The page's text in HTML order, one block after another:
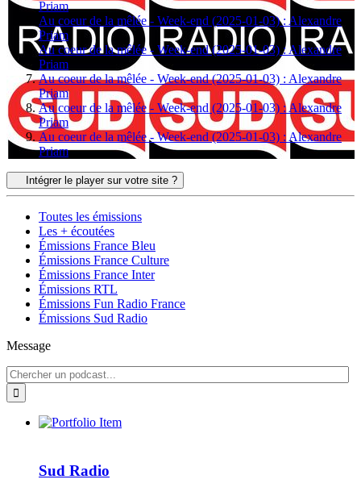
Priam
Au coeur de la mêlée - Week-end (2025-01-03) : Alexandre
Priam
Au coeur de la mêlée - Week-end (2025-01-03) : Alexandre
Priam
Au coeur de la mêlée - Week-end (2025-01-03) : Alexandre
Priam
Au coeur de la mêlée - Week-end (2025-01-03) : Alexandre
Priam
Au coeur de la mêlée - Week-end (2025-01-03) : Alexandre
Priam
Intégrer le player sur votre site ?
Toutes les émissions
Les + écoutées
Émissions France Bleu
Émissions France Culture
Émissions France Inter
Émissions RTL
Émissions Fun Radio France
Émissions Sud Radio
Message
Sud Radio